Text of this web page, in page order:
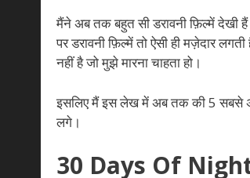
मैंने अब तक बहुत सी डरावनी फ़िल्में देखी हैं
पर डरावनी फ़िल्में तो ऐसी ही मज़ेदार
नहीं है जो मुझे मारना चाहता हो।
इसलिए मैं इस लेख में अब तक की 5 सबसे
लगे।
30 Days Of